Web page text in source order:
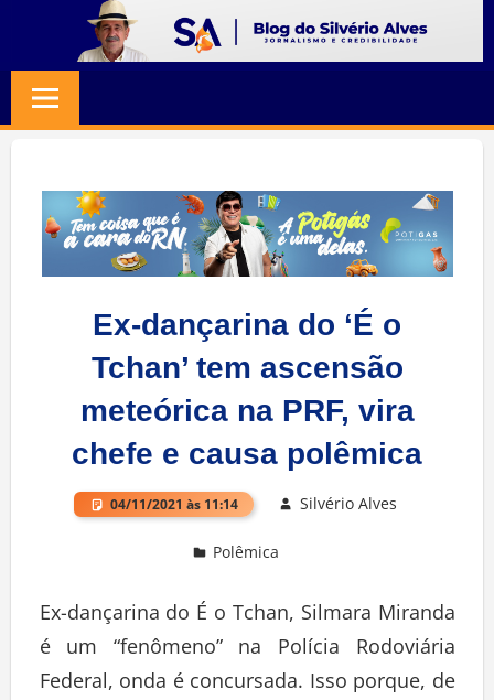
content
SILVERIO
ALVES
Jornalismo
Credibilidade
Ex-dançarina do ‘É o
Tchan’ tem ascensão
meteórica na PRF, vira
chefe e causa polêmica
04/11/2021 às 11:14 Silvério Alves
Polêmica
Ex-dançarina do É o Tchan, Silmara Miranda
é um “fenômeno” na Polícia Rodoviária
Federal, onda é concursada. Isso porque, de